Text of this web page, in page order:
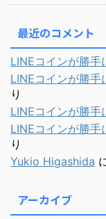
最近のコメント
LINEコインが勝手
LINEコインが勝手
り
LINEコインが勝手
LINEコインが勝手
り
Yukio Higashida
アーカイブ